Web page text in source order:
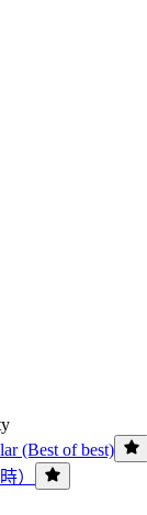
(Best of best)
）